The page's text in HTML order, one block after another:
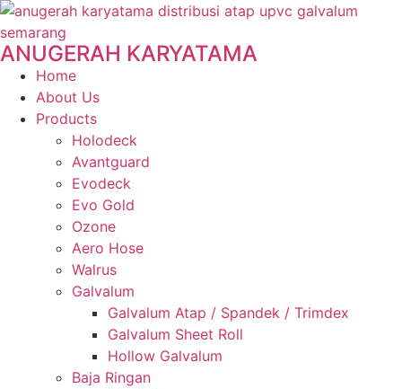
ANUGERAH KARYATAMA
Home
About Us
Products
Holodeck
Avantguard
Evodeck
Evo Gold
Ozone
Aero Hose
Walrus
Galvalum
Galvalum Atap / Spandek / Trimdex
Galvalum Sheet Roll
Hollow Galvalum
Baja Ringan